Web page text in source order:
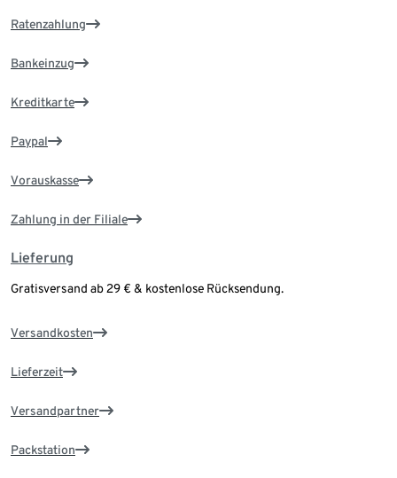
Ratenzahlung
Bankeinzug
Kreditkarte
Paypal
Vorauskasse
Zahlung in der Filiale
Lieferung
Gratisversand ab 29 € & kostenlose Rücksendung.
Versandkosten
Lieferzeit
Versandpartner
Packstation